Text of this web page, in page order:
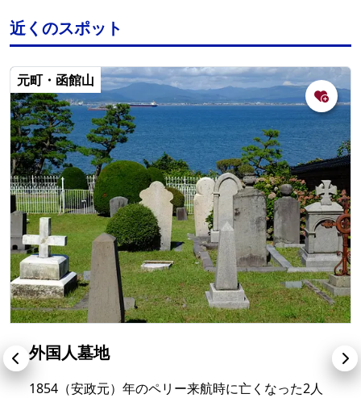
近くのスポット
元町・函館山
外国人墓地
1854（安政元）年のペリー来航時に亡くなった2人